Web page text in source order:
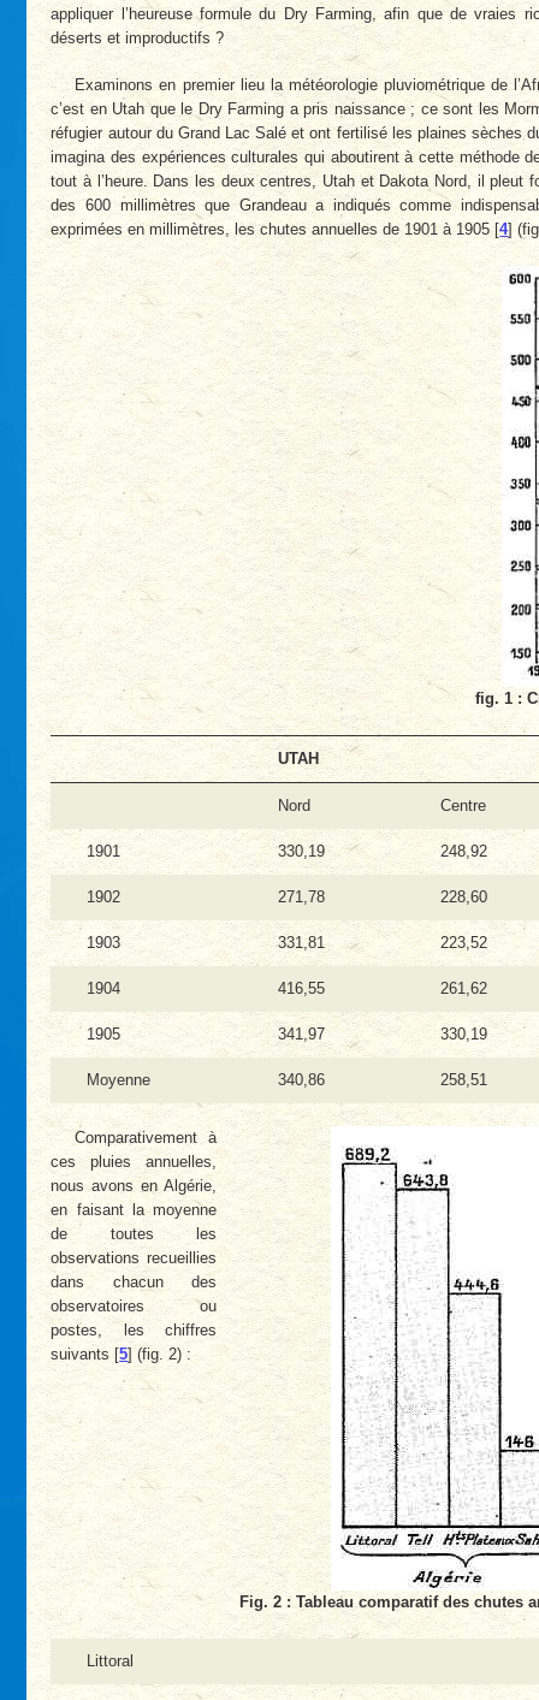
appliquer l’heureuse formule du Dry Farming, afin que de
déserts et improductifs ?
Examinons en premier lieu la météorologie pluviométrique de
c’est en Utah que le Dry Farming a pris naissance ; ce sont les
réfugier autour du Grand Lac Salé et ont fertilisé les plaines sèches
imagina des expériences culturales qui aboutirent à cette méthode
tout à l’heure. Dans les deux centres, Utah et Dakota Nord, il pleut
des 600 millimètres que Grandeau a indiqués comme
exprimées en millimètres, les chutes annuelles de 1901 à 1905[4]
fig. 1 :
UTAH
Nord Centre
1901 330,19 248,92
1902 271,78 228,60
1903 331,81 223,52
1904 416,55 261,62
1905 341,97 330,19
Moyenne 340,86 258,51
Fig. 2 : Tableau comparatif des chutes
Comparativement à
ces pluies annuelles,
nous avons en Algérie,
en faisant la moyenne
de toutes les
observations recueillies
dans chacun des
observatoires ou
postes, les chiffres
suivants[5](fig. 2) :
Littoral